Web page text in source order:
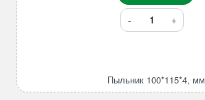
Количество
товара
Пыльник 100*115*4, мм